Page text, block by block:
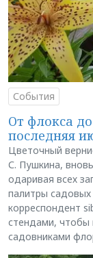
События
От флокса
последняя
Цветочный
С. Пушкина,
одаривая всех
палитры
корреспондент
стендами,
садовниками